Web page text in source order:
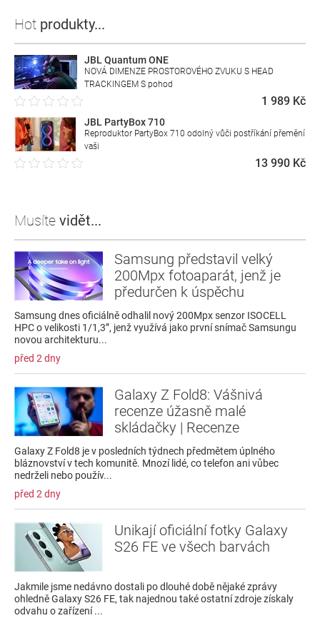
Hot produkty...
JBL Quantum ONE
NOVÁ DIMENZE PROSTOROVÉHO ZVUKU S HEAD
TRACKINGEM S pohod
1 989 Kč
JBL PartyBox 710
Reproduktor PartyBox 710 odolný vůči postříkání přemění
vaši
13 990 Kč
Musíte vidět...
Samsung představil velký
200Mpx fotoaparát, jenž je
předurčen k úspěchu
Samsung dnes oficiálně odhalil nový 200Mpx senzor ISOCELL
HPC o velikosti 1/1,3”, jenž využívá jako první snímač Samsungu
novou architekturu...
před 2 dny
Galaxy Z Fold8: Vášnivá
recenze úžasně malé
skládačky | Recenze
Galaxy Z Fold8 je v posledních týdnech předmětem úplného
bláznovství v tech komunitě. Mnozí lidé, co telefon ani vůbec
nedrželi nebo použív...
před 2 dny
Unikají oficiální fotky Galaxy
S26 FE ve všech barvách
Jakmile jsme nedávno dostali po dlouhé době nějaké zprávy
ohledně Galaxy S26 FE, tak najednou také ostatní zdroje získaly
odvahu o zařízení ...